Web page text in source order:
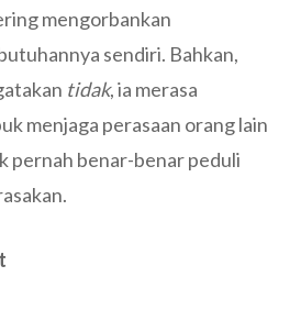
mengorbankan
sendiri. Bahkan,
tidak, ia merasa
menjaga perasaan orang lain
pernah benar-benar peduli